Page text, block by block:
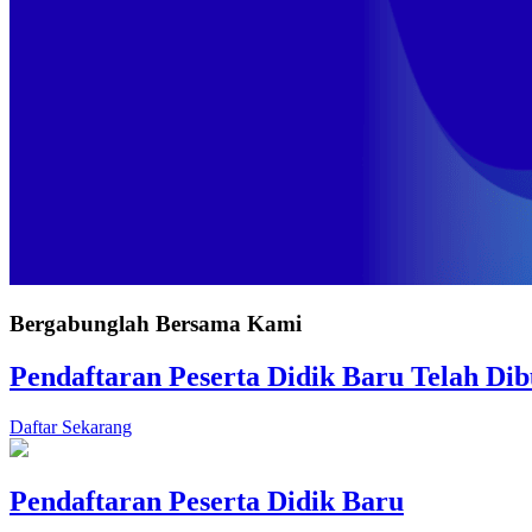
Bergabunglah Bersama Kami
Pendaftaran Peserta Didik Baru Telah
Daftar Sekarang
Pendaftaran Peserta Didik Baru